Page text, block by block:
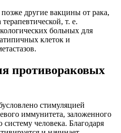
другие вакцины от рака,
т. е.
больных для
клеток и
противораковых
стимуляцией
иммунитета, заложенного
человека. Благодаря